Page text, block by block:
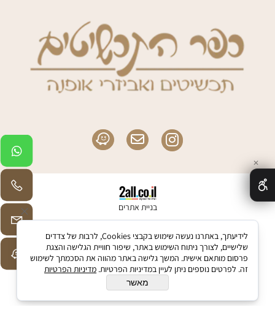
בניית אתרים
✕
לידיעתך, באתרנו נעשה שימוש בקבצי Cookies, לרבות של צדדים
שלישיים, לצורך ניתוח השימוש באתר, שיפור חוויית הגלישה והצגת
פרסום מותאם אישית. המשך גלישה באתר מהווה את הסכמתך לשימוש
זה. לפרטים נוספים ניתן לעיין במדיניות הפרטיות. מדיניות הפרטיות
מאשר